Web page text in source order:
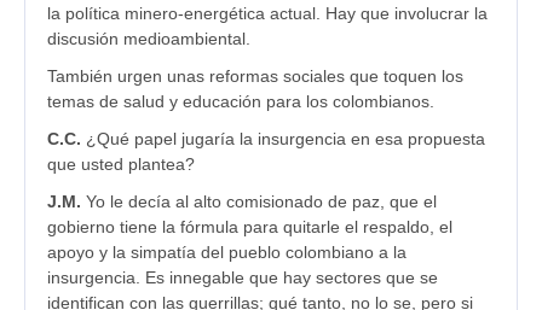
la política minero-energética actual. Hay que involucrar la
discusión medioambiental.
También urgen unas reformas sociales que toquen los
temas de salud y educación para los colombianos.
C.C. ¿Qué papel jugaría la insurgencia en esa propuesta
que usted plantea?
J.M. Yo le decía al alto comisionado de paz, que el
gobierno tiene la fórmula para quitarle el respaldo, el
apoyo y la simpatía del pueblo colombiano a la
insurgencia. Es innegable que hay sectores que se
identifican con las guerrillas; qué tanto, no lo se, pero si